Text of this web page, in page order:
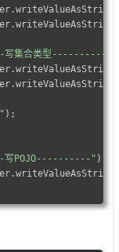
集合类型----------"
);
POJO----------" );